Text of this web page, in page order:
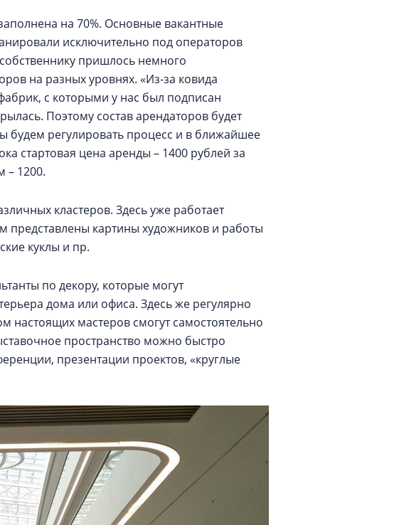
на 70%. Основные вакантные
исключительно под операторов
пришлось немного
на разных уровнях. «Из-за ковида
с которыми у нас был подписан
Поэтому состав арендаторов будет
будем регулировать процесс и в ближайшее
стартовая цена аренды – 1400 рублей за
– 1200.
кластеров. Здесь уже работает
представлены картины художников и работы
куклы и пр.
по декору, которые могут
дома или офиса. Здесь же регулярно
настоящих мастеров смогут самостоятельно
пространство можно быстро
презентации проектов, «круглые